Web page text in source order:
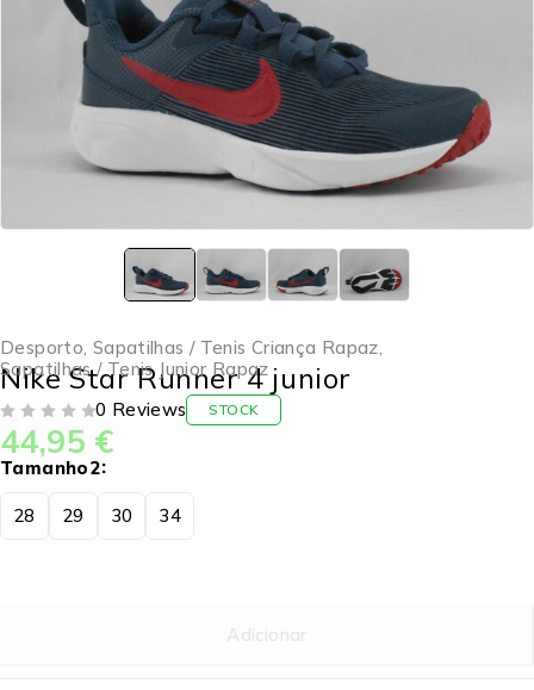
Desporto, Sapatilhas / Tenis Criança Rapaz,
Sapatilhas / Tenis Junior Rapaz
Nike Star Runner 4 junior
0 Reviews STOCK
44,95 €
Tamanho2
28 29 30 34
Adicionar